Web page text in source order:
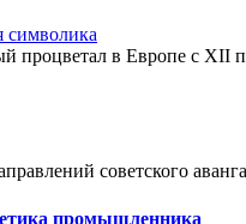
процветал в Европе с XII
советского
промышленника